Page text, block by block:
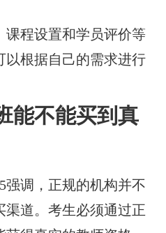
课程设置和学员评价等
以根据自己的需求进行
能不能买到真
强调，正规的机构并不
渠道。考生必须通过正